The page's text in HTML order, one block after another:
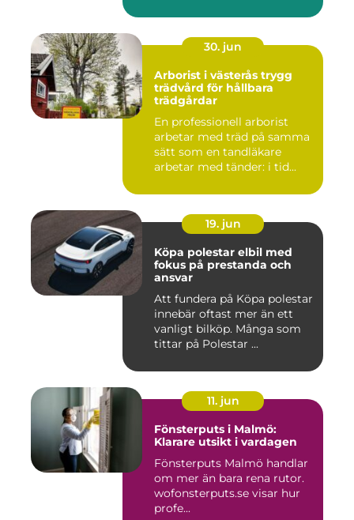
30. jun
Arborist i västerås trygg
trädvård för hållbara
trädgårdar
En professionell arborist
arbetar med träd på samma
sätt som en tandläkare
arbetar med tänder: i tid...
19. jun
Köpa polestar elbil med
fokus på prestanda och
ansvar
Att fundera på Köpa polestar
innebär oftast mer än ett
vanligt bilköp. Många som
tittar på Polestar ...
11. jun
Fönsterputs i Malmö:
Klarare utsikt i vardagen
Fönsterputs Malmö handlar
om mer än bara rena rutor.
wofonsterputs.se visar hur
profe...